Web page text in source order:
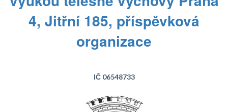
4, Jitřní 185, příspěvková
organizace
IČ 06548733